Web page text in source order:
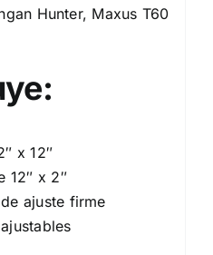
Hunter, Maxus T60
x 12″
12″ x 2″
ajuste firme